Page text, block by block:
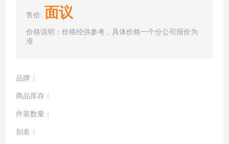
售价: 面议
价格说明：价格经供参考，具体价格一个分公司报价为
准
品牌：
商品库存：
件装数量：
别名：